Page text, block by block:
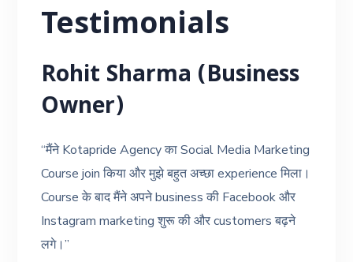
Testimonials
Rohit Sharma (Business
Owner)
“मैंने Kotapride Agency का Social Media Marketing
Course join किया और मुझे बहुत अच्छा experience मिला।
Course के बाद मैंने अपने business की Facebook और
Instagram marketing शुरू की और customers बढ़ने
लगे।”